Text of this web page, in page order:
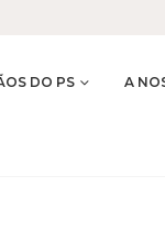
DO PS A